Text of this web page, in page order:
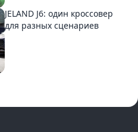
JELAND J6: один кроссовер
для разных сценариев